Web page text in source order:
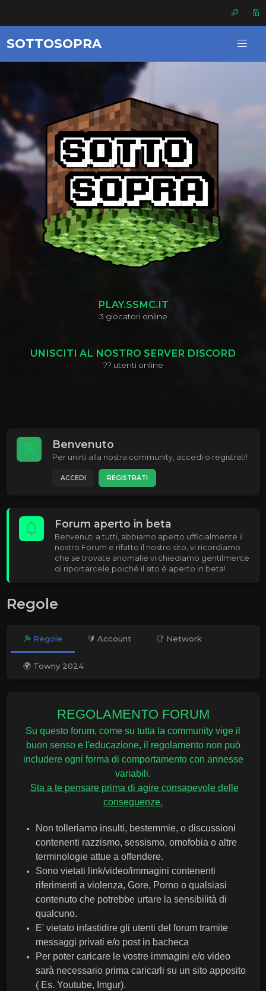
SOTTOSOPRA
PLAY.SSMC.IT
3 giocatori online
UNISCITI AL NOSTRO SERVER DISCORD
?? utenti online
Benvenuto
Per unirti alla nostra community, accedi o registrati!
ACCEDI REGISTRATI
Forum aperto in beta
Benvenuti a tutti, abbiamo aperto ufficialmente il
nostro Forum e rifatto il nostro sito, vi ricordiamo
che se trovate anomalie vi chiediamo gentilmente
di riportarcele poiché il sito è aperto in beta!
Regole
Regole 🔰 Account 📑 Network
🌍 Towny 2024
REGOLAMENTO FORUM
Su questo forum, come su tutta la community vige il
buon senso e l'educazione, il regolamento non può
includere ogni forma di comportamento con annesse
variabili.
Sta a te pensare prima di agire consapevole delle
conseguenze.
Non tolleriamo insulti, bestemmie, o discussioni
contenenti razzismo, sessismo, omofobia o altre
terminologie attue a offendere.
Sono vietati link/video/immagini contenenti
riferimenti a violenza, Gore, Porno o qualsiasi
contenuto che potrebbe urtare la sensibilità di
qualcuno.
E' vietato infastidire gli utenti del forum tramite
messaggi privati e/o post in bacheca
Per poter caricare le vostre immagini e/o video
sarà necessario prima caricarli su un sito apposito
( Es. Youtube, Imgur).